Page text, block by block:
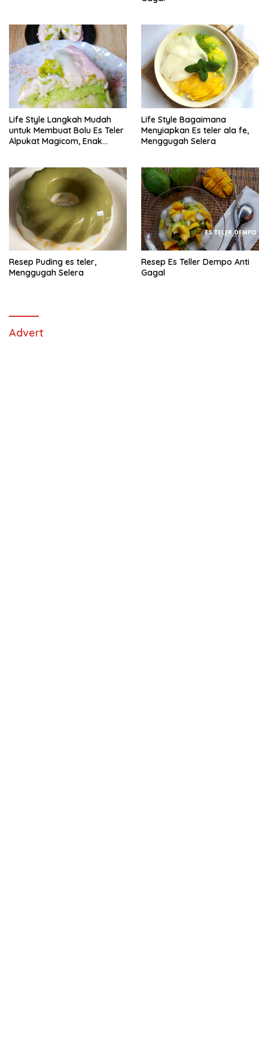
Life Style Langkah Mudah
untuk Membuat Bolu Es Teler
Alpukat Magicom, Enak
Life Style Bagaimana
Menyiapkan Es teler ala fe,
Menggugah Selera
Resep Puding es teler,
Menggugah Selera
Resep Es Teller Dempo Anti
Gagal
Advert